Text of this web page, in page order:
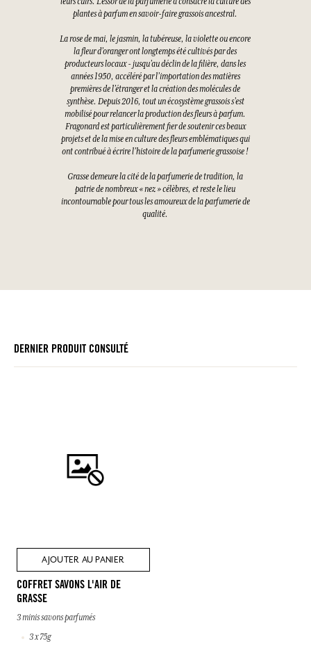
plantes à parfum en savoir-faire grassois ancestral.
La rose de mai, le jasmin, la tubéreuse, la violette ou encore
la fleur d’oranger ont longtemps été cultivés par des
producteurs locaux - jusqu’au déclin de la filière, dans les
années 1950, accéléré par l’importation des matières
premières de l’étranger et la création des molécules de
synthèse. Depuis 2016, tout un écosystème grassois s’est
mobilisé pour relancer la production des fleurs à parfum.
Fragonard est particulièrement fier de soutenir ces beaux
projets et de la mise en culture des fleurs emblématiques qui
ont contribué à écrire l’histoire de la parfumerie grassoise !
Grasse demeure la cité de la parfumerie de tradition, la
patrie de nombreux « nez » célèbres, et reste le lieu
incontournable pour tous les amoureux de la parfumerie de
qualité.
DERNIER PRODUIT CONSULTÉ
AJOUTER AU PANIER
COFFRET SAVONS L'AIR DE
GRASSE
3 minis savons parfumés
3 x 75g